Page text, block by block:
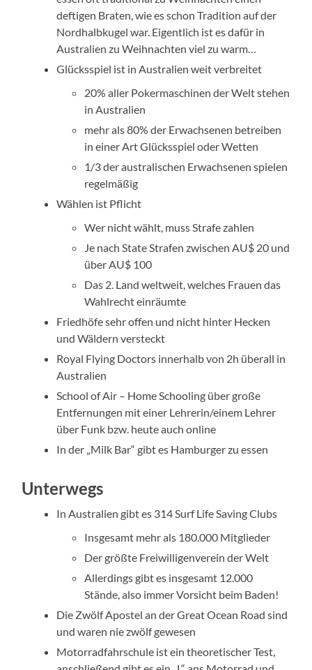
deftigen Braten, wie es schon Tradition auf der
Nordhalbkugel war. Eigentlich ist es dafür in
Australien zu Weihnachten viel zu warm…
Glücksspiel ist in Australien weit verbreitet
20% aller Pokermaschinen der Welt stehen
in Australien
mehr als 80% der Erwachsenen betreiben
in einer Art Glücksspiel oder Wetten
1/3 der australischen Erwachsenen spielen
regelmäßig
Wählen ist Pflicht
Wer nicht wählt, muss Strafe zahlen
Je nach State Strafen zwischen AU$ 20 und
über AU$ 100
Das 2. Land weltweit, welches Frauen das
Wahlrecht einräumte
Friedhöfe sehr offen und nicht hinter Hecken
und Wäldern versteckt
Royal Flying Doctors innerhalb von 2h überall in
Australien
School of Air – Home Schooling über große
Entfernungen mit einer Lehrerin/einem Lehrer
über Funk bzw. heute auch online
In der „Milk Bar“ gibt es Hamburger zu essen
Unterwegs
In Australien gibt es 314 Surf Life Saving Clubs
Insgesamt mehr als 180.000 Mitglieder
Der größte Freiwilligenverein der Welt
Allerdings gibt es insgesamt 12.000
Stände, also immer Vorsicht beim Baden!
Die Zwölf Apostel an der Great Ocean Road sind
und waren nie zwölf gewesen
Motorradfahrschule ist ein theoretischer Test,